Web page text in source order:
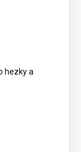
hezky a